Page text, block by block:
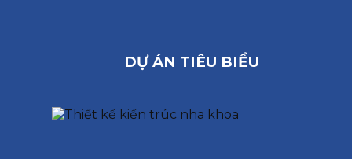
DỰ ÁN TIÊU BIỂU